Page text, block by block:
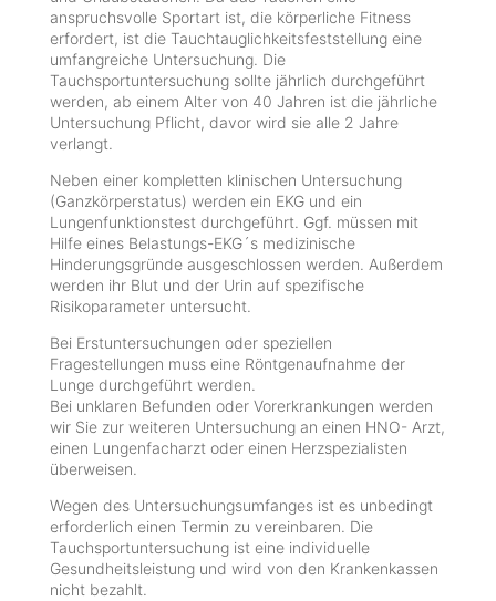
anspruchsvolle Sportart ist, die körperliche Fitness
erfordert, ist die Tauchtauglichkeitsfeststellung eine
umfangreiche Untersuchung. Die
Tauchsportuntersuchung sollte jährlich durchgeführt
werden, ab einem Alter von 40 Jahren ist die jährliche
Untersuchung Pflicht, davor wird sie alle 2 Jahre
verlangt.
Neben einer kompletten klinischen Untersuchung
(Ganzkörperstatus) werden ein EKG und ein
Lungenfunktionstest durchgeführt. Ggf. müssen mit
Hilfe eines Belastungs-EKG´s medizinische
Hinderungsgründe ausgeschlossen werden. Außerdem
werden ihr Blut und der Urin auf spezifische
Risikoparameter untersucht.
Bei Erstuntersuchungen oder speziellen
Fragestellungen muss eine Röntgenaufnahme der
Lunge durchgeführt werden.
Bei unklaren Befunden oder Vorerkrankungen werden
wir Sie zur weiteren Untersuchung an einen HNO- Arzt,
einen Lungenfacharzt oder einen Herzspezialisten
überweisen.
Wegen des Untersuchungsumfanges ist es unbedingt
erforderlich einen Termin zu vereinbaren. Die
Tauchsportuntersuchung ist eine individuelle
Gesundheitsleistung und wird von den Krankenkassen
nicht bezahlt.